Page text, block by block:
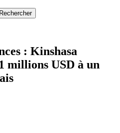
: Kinshasa
millions USD à un